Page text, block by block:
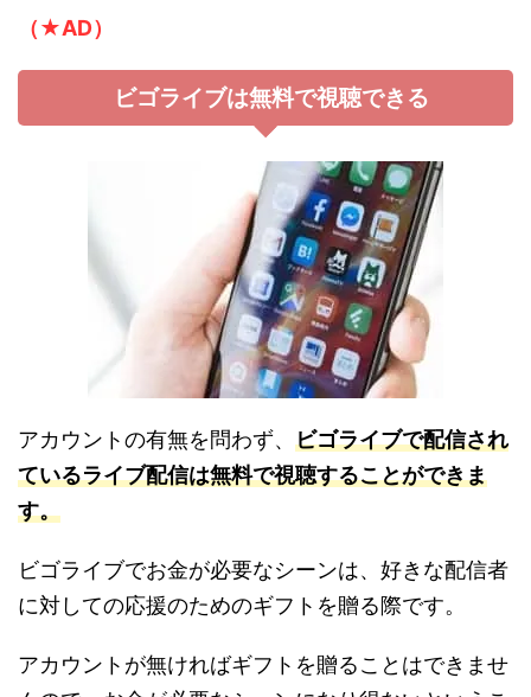
（★AD）
ビゴライブは無料で視聴できる
アカウントの有無を問わず、 ビゴライブで配信され
ているライブ配信は無料で視聴することができま
す。
ビゴライブでお金が必要なシーンは、好きな配信者
に対しての応援のためのギフトを贈る際です。
アカウントが無ければギフトを贈ることはできませ